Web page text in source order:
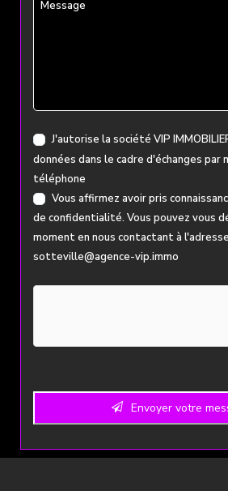
Message
Business
Email *
J'autorise la société VIP
données dans le cadre d'échanges par
téléphone
Vous affirmez avoir pris
de confidentialité. Vous pouvez vous
moment en nous contactant à l'adresse
sotteville@agence-vip.immo
Envoyer votre